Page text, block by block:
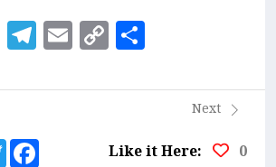
X Telegram
Email
Copy
Link
Next
Twitter Like it Here: 0